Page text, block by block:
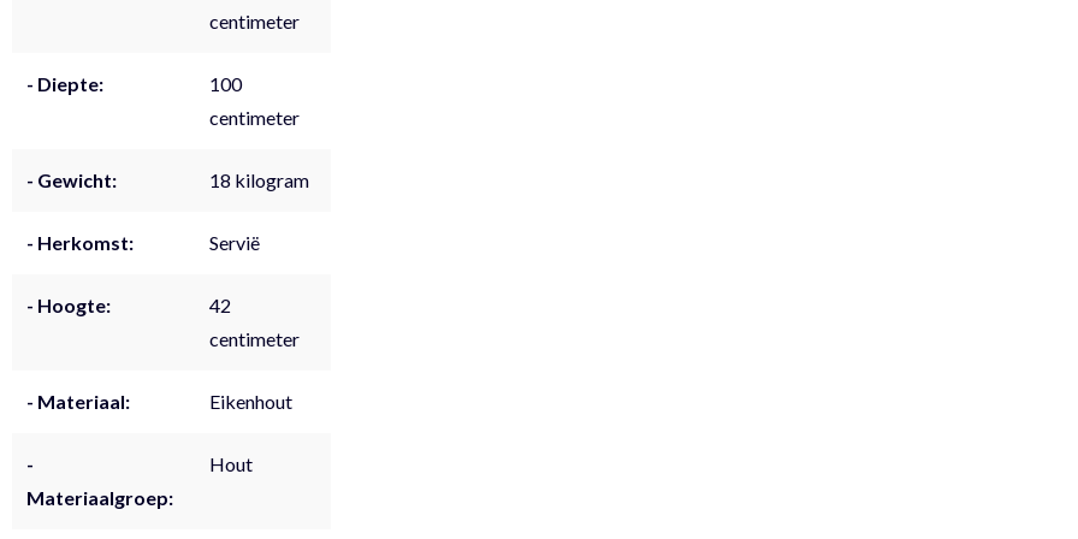
centimeter
- Diepte:
100
centimeter
- Gewicht: 18 kilogram
- Herkomst: Servië
- Hoogte:
42
centimeter
- Materiaal: Eikenhout
-
Materiaalgroep:
Hout